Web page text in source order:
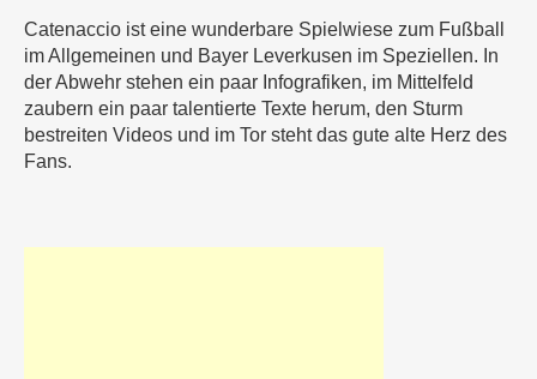
Catenaccio ist eine wunderbare Spielwiese zum Fußball
im Allgemeinen und Bayer Leverkusen im Speziellen. In
der Abwehr stehen ein paar Infografiken, im Mittelfeld
zaubern ein paar talentierte Texte herum, den Sturm
bestreiten Videos und im Tor steht das gute alte Herz des
Fans.